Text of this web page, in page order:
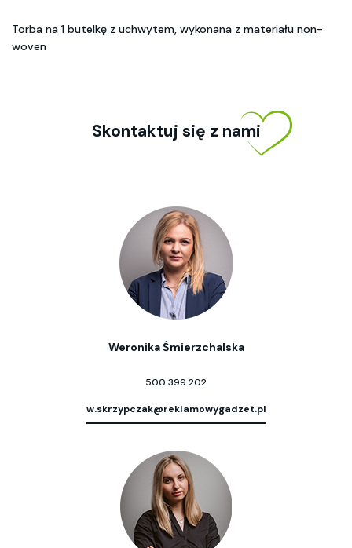
Torba na 1 butelkę z uchwytem, wykonana z materiału non-
woven
Skontaktuj się z nami
Weronika Śmierzchalska
500 399 202
w.skrzypczak@reklamowygadzet.pl